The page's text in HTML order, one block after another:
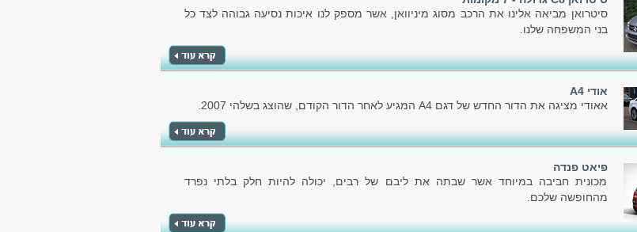
סיטרואן מביאה אלינו את הרכב מסוג מיניוואן, אשר מספק לנו איכות נסיעה גבוהה לצד כל
בני המשפחה שלנו.
אודי A4
אאודי מציגה את הדור החדש של דגם A4 המגיע לאחר הדור הקודם, שהוצג בשלהי 2007.
פיאט פנדה
מכונית חביבה במיוחד אשר שבתה את ליבם של רבים, יכולה להיות חלק בלתי נפרד
מהחופשה שלכם.